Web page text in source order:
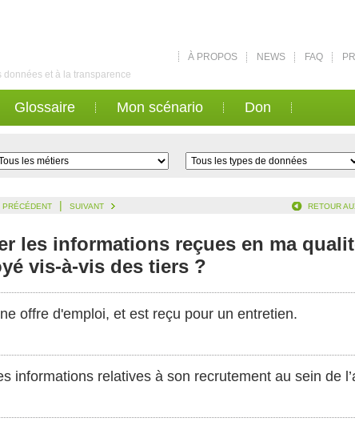
et à la transparence
À PROPOS NEWS FAQ
Glossaire Mon scénario Don
PRÉCÉDENT | SUIVANT RETOUR
les informations reçues en ma
vis-à-vis des tiers ?
offre d'emploi, et est reçu pour un entretien.
informations relatives à son recrutement au sein de